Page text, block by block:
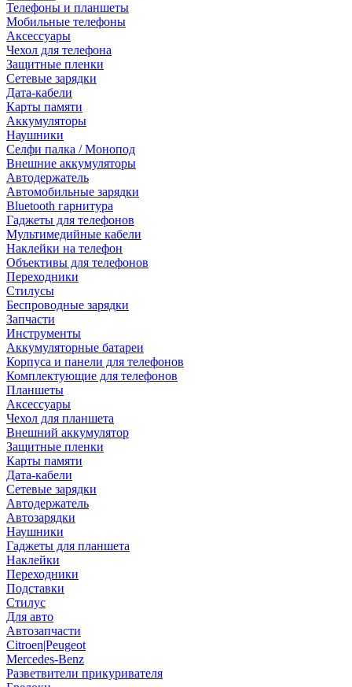
Телефоны и планшеты
Мобильные телефоны
Аксессуары
Чехол для телефона
Защитные пленки
Сетевые зарядки
Дата-кабели
Карты памяти
Аккумуляторы
Наушники
Селфи палка / Монопод
Внешние аккумуляторы
Автодержатель
Автомобильные зарядки
Bluetooth гарнитура
Гаджеты для телефонов
Мультимедийные кабели
Наклейки на телефон
Объективы для телефонов
Переходники
Стилусы
Беспроводные зарядки
Запчасти
Инструменты
Аккумуляторные батареи
Корпуса и панели для телефонов
Комплектующие для телефонов
Планшеты
Аксессуары
Чехол для планшета
Внешний аккумулятор
Защитные пленки
Карты памяти
Дата-кабели
Сетевые зарядки
Автодержатель
Автозарядки
Наушники
Гаджеты для планшета
Наклейки
Переходники
Подставки
Стилус
Для авто
Автозапчасти
Citroen|Peugeot
Mercedes-Benz
Разветвители прикуривателя